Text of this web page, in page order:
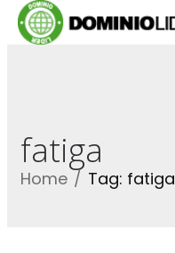
fatiga
Home Tag: fatiga